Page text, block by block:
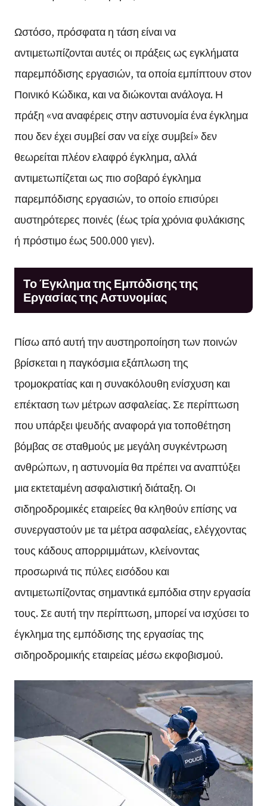
Ωστόσο, πρόσφατα η τάση είναι να
αντιμετωπίζονται αυτές οι πράξεις ως εγκλήματα
παρεμπόδισης εργασιών, τα οποία εμπίπτουν στον
Ποινικό Κώδικα, και να διώκονται ανάλογα. Η
πράξη «να αναφέρεις στην αστυνομία ένα έγκλημα
που δεν έχει συμβεί σαν να είχε συμβεί» δεν
θεωρείται πλέον ελαφρό έγκλημα, αλλά
αντιμετωπίζεται ως πιο σοβαρό έγκλημα
παρεμπόδισης εργασιών, το οποίο επισύρει
αυστηρότερες ποινές (έως τρία χρόνια φυλάκισης
ή πρόστιμο έως 500.000 γιεν).
Το Έγκλημα της Εμπόδισης της
Εργασίας της Αστυνομίας
Πίσω από αυτή την αυστηροποίηση των ποινών
βρίσκεται η παγκόσμια εξάπλωση της
τρομοκρατίας και η συνακόλουθη ενίσχυση και
επέκταση των μέτρων ασφαλείας. Σε περίπτωση
που υπάρξει ψευδής αναφορά για τοποθέτηση
βόμβας σε σταθμούς με μεγάλη συγκέντρωση
ανθρώπων, η αστυνομία θα πρέπει να αναπτύξει
μια εκτεταμένη ασφαλιστική διάταξη. Οι
σιδηροδρομικές εταιρείες θα κληθούν επίσης να
συνεργαστούν με τα μέτρα ασφαλείας, ελέγχοντας
τους κάδους απορριμμάτων, κλείνοντας
προσωρινά τις πύλες εισόδου και
αντιμετωπίζοντας σημαντικά εμπόδια στην εργασία
τους. Σε αυτή την περίπτωση, μπορεί να ισχύσει το
έγκλημα της εμπόδισης της εργασίας της
σιδηροδρομικής εταιρείας μέσω εκφοβισμού.